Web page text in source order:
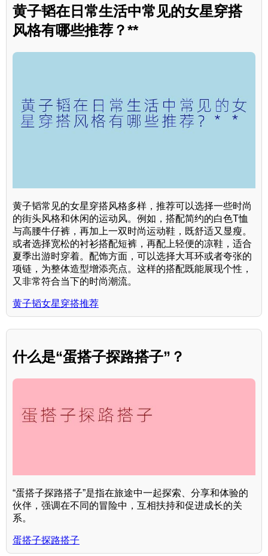
黄子韬在日常生活中常见的女星穿搭
风格有哪些推荐？**
黄子韬常见的女星穿搭风格多样，推荐可以选择一些时尚
的街头风格和休闲的运动风。例如，搭配简约的白色T恤
与高腰牛仔裤，再加上一双时尚运动鞋，既舒适又显瘦。
或者选择宽松的衬衫搭配短裤，再配上轻便的凉鞋，适合
夏季出游时穿着。配饰方面，可以选择大耳环或者夸张的
项链，为整体造型增添亮点。这样的搭配既能展现个性，
又非常符合当下的时尚潮流。
黄子韬女星穿搭推荐
什么是“蛋搭子探路搭子”？
“蛋搭子探路搭子”是指在旅途中一起探索、分享和体验的
伙伴，强调在不同的冒险中，互相扶持和促进成长的关
系。
蛋搭子探路搭子